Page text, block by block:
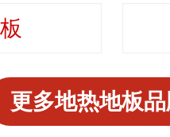
更多地热地板